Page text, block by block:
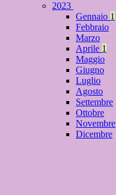
2023
Gennaio 1
Febbraio
Marzo
Aprile 1
Maggio
Giugno
Luglio
Agosto
Settembre
Ottobre
Novembre
Dicembre